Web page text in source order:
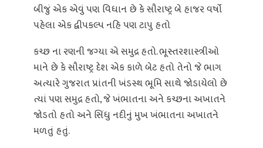
બીજું એક એવું પણ વિધાન છે કે સૌરાષ્ટ્ર બે હાજર વર્ષો
પહેલા એક દ્વીપકલ્પ નહિ પણ ટાપુ હતો
કચ્છ ના રણની જગ્યા એ સમુદ્ર હતો. ભૂસ્તરશાસ્ત્રીઓ
માને છે કે સૌરાષ્ટ્ર દેશ એક કાળે બેટ હતો તેનો જે ભાગ
અત્યારે ગુજરાત પ્રાંતની ખંડસ્થ ભૂમિ સાથે જોડાયેલો છે
ત્યાં પણ સમુદ્ર હતો, જે ખંભાતના અને કચ્છના અખાતને
જોડતો હતો અને સિંધુ નદીનું મુખ ખંભાતના અખાતને
મળતું હતું.